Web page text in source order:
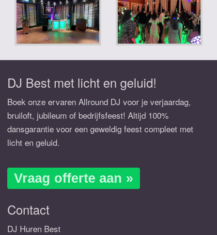
DJ Best met licht en geluid!
Boek onze ervaren Allround DJ voor je verjaardag,
bruiloft, jubileum of bedrijfsfeest! Altijd 100%
dansgarantie voor een geweldig feest compleet met
licht en geluid.
Vraag offerte aan »
Contact
DJ Huren Best